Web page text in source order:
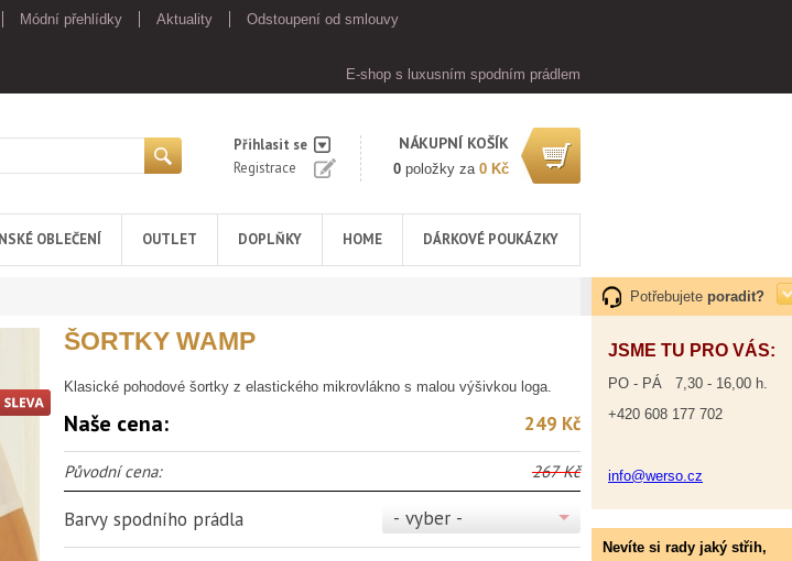
Módní přehlídky Aktuality
Odstoupení od smlouvy
E-shop s luxusním spodním prádlem
Přihlasit se
Registrace
NÁKUPNÍ KOŠÍK
0 položky za 0 Kč
OBLEČENÍ OUTLET DOPLŇKY HOME DÁRKOVÉ POUKÁZKY
Potřebujete poradit?
JSME TU PRO VÁS:
PO - PÁ 7,30 - 16,00 h.
+420 608 177 702
info@werso.cz
Nevíte si rady jaký střih,
ŠORTKY WAMP
Klasické pohodové šortky z elastického mikrovlákno s malou výšivkou loga.
Naše cena: 249 Kč
Původní cena: 267 Kč
Barvy spodního prádla - vyber -